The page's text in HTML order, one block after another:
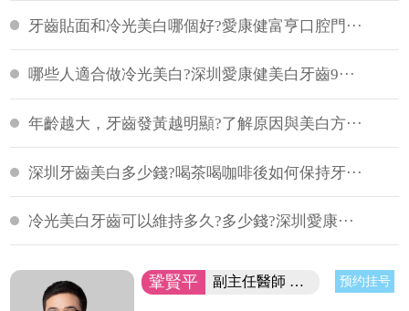
牙齒貼面和冷光美白哪個好?愛康健富亨口腔門···
哪些人適合做冷光美白?深圳愛康健美白牙齒9···
年齡越大，牙齒發黃越明顯?了解原因與美白方···
深圳牙齒美白多少錢?喝茶喝咖啡後如何保持牙···
冷光美白牙齒可以維持多久?多少錢?深圳愛康···
鞏賢平 副主任醫師 醫院院長/碩士 预约挂号